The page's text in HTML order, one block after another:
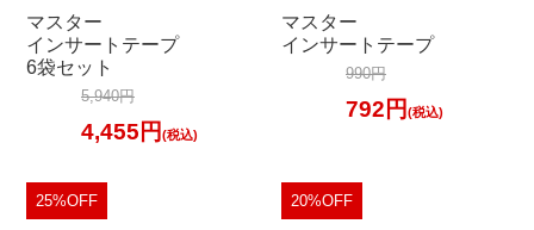
サイトポリシー
更新履歴一覧
マスター
インサートテープ
6袋セット
5,940円
4,455円 (税込)
マスター
インサートテープ
990円
792円(税込)
25%OFF 20%OFF